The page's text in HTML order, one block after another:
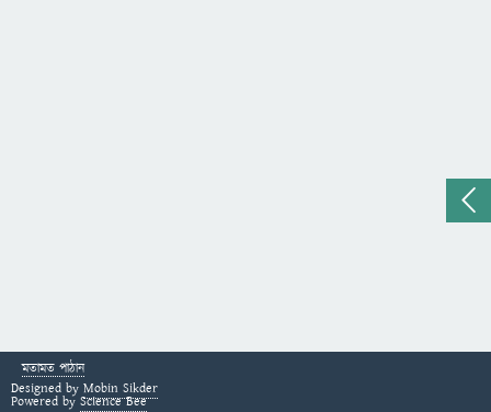
মতামত পাঠান
Designed by Mobin Sikder
Powered by Science Bee